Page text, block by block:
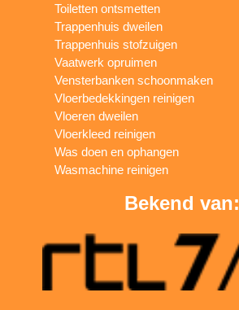
Toiletten ontsmetten
Trappenhuis dweilen
Trappenhuis stofzuigen
Vaatwerk opruimen
Vensterbanken schoonmaken
Vloerbedekkingen reinigen
Vloeren dweilen
Vloerkleed reinigen
Was doen en ophangen
Wasmachine reinigen
Bekend van: